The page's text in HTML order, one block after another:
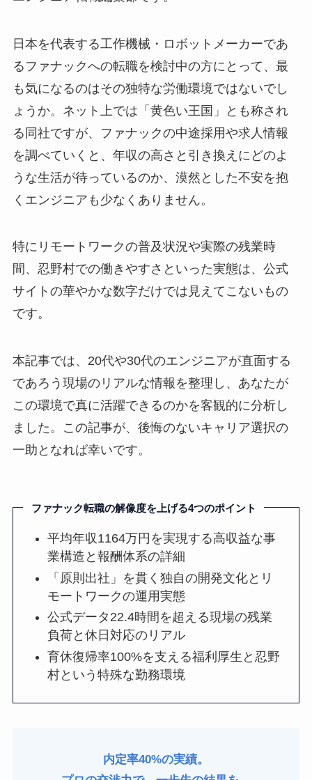
日本を代表する工作機械・ロボットメーカーであ
るファナックへの転職を検討中の方にとって、最
も気になるのはその独特な労働環境ではないでし
ょうか。ネット上では「黄色い王国」とも称され
る同社ですが、ファナックの中途採用や求人情報
を調べていくと、年収の高さと引き換えにどのよ
うな生活が待っているのか、漠然とした不安を抱
くエンジニアも少なくありません。
特にリモートワークの普及状況や実際の残業時
間、忍野村での働きやすさといった実態は、公式
サイトの華やかな数字だけでは見えてこないもの
です。
本記事では、20代や30代のエンジニアが直面する
であろう現場のリアルな情報を整理し、あなたが
この環境で真に活躍できるのかを客観的に分析し
ました。この記事が、後悔のないキャリア選択の
一助となれば幸いです。
ファナック転職の解像度を上げる4つのポイント
平均年収1164万円を実現する高収益な事
業構造と報酬体系の詳細
「原則出社」を貫く独自の開発文化とリ
モートワークの運用実態
公式データ22.4時間を超える現場の残業
負荷と休日対応のリアル
育休復帰率100%を支える福利厚生と忍野
村という特殊な勤務環境
内定率40%の実績。